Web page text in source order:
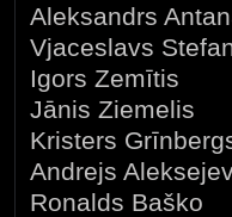
Aleksandrs
Vjaceslavs
Igors Zemītis
Jānis
Kristers
Andrejs
Ronalds